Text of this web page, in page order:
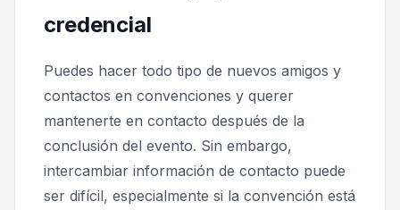
credencial
Puedes hacer todo tipo de nuevos amigos y
contactos en convenciones y querer
mantenerte en contacto después de la
conclusión del evento. Sin embargo,
intercambiar información de contacto puede
ser difícil, especialmente si la convención está